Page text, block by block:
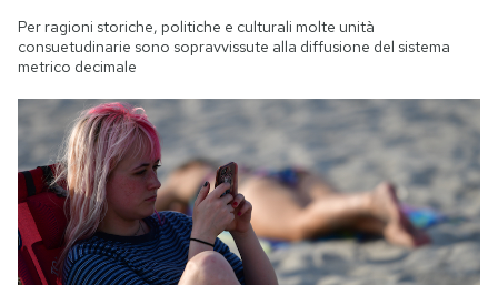
Per ragioni storiche, politiche e culturali molte unità
consuetudinarie sono sopravvissute alla diffusione del sistema
metrico decimale